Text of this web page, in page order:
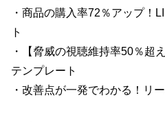
・商品の購入率72％アップ！
ト
・【脅威の視聴維持率50％超
テンプレート
・改善点が一発でわかる！リ